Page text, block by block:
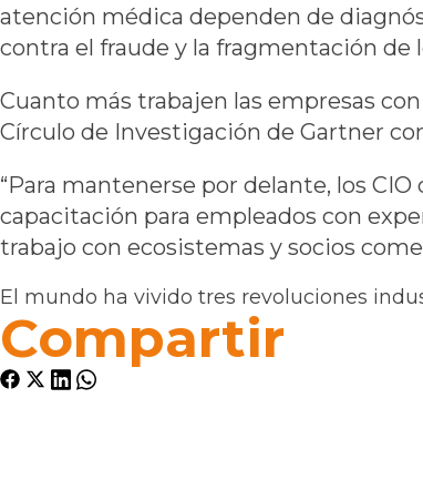
atención médica dependen de
contra el fraude y la fragmentación de
Cuanto más trabajen las empresas
Círculo de Investigación de Gartner
“Para mantenerse por delante, los
capacitación para empleados con
trabajo con ecosistemas y socios
El mundo ha vivido tres revoluciones
Compartir